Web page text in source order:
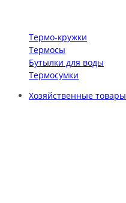
Термо-кружки
Термосы
Бутылки для воды
Термосумки
Хозяйственные товары